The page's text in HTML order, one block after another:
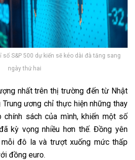
số S&P 500 dự kiến sẽ kéo dài đà tăng sang
ngày thứ hai
nhất trên thị trường đến từ Nhật
Trung ương chỉ thực hiện những thay
sách của mình, khiến một số
kỳ vọng nhiều hơn thế. Đồng yên
đô la và trượt xuống mức thấp
đồng euro.